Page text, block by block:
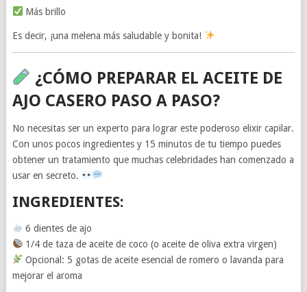
Más brillo
Es decir, ¡una melena más saludable y bonita!
¿CÓMO PREPARAR EL ACEITE DE
AJO CASERO PASO A PASO?
No necesitas ser un experto para lograr este poderoso elixir capilar.
Con unos pocos ingredientes y 15 minutos de tu tiempo puedes
obtener un tratamiento que muchas celebridades han comenzado a
usar en secreto.
INGREDIENTES:
6 dientes de ajo
1/4 de taza de aceite de coco (o aceite de oliva extra virgen)
Opcional: 5 gotas de aceite esencial de romero o lavanda para
mejorar el aroma